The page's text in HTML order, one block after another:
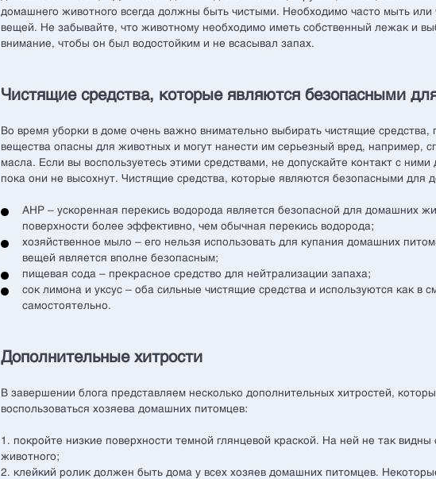
домашнего животного всегда должны быть чистыми. Необходимо часто мыть или
вещей. Не забывайте, что животному необходимо иметь собственный лежак и
внимание, чтобы он был водостойким и не всасывал запах.
Чистящие средства, которые являются безопасными
Во время уборки в доме очень важно внимательно выбирать чистящие средства,
вещества опасны для животных и могут нанести им серьезный вред, например,
масла. Если вы воспользуетесь этими средствами, не допускайте контакт с
пока они не высохнут. Чистящие средства, которые являются безопасными для
AHP – ускоренная перекись водорода является безопасной для домашних
поверхности более эффективно, чем обычная перекись водорода;
хозяйственное мыло – его нельзя использовать для купания домашних
вещей является вполне безопасным;
пищевая сода – прекрасное средство для нейтрализации запаха;
сок лимона и уксус – оба сильные чистящие средства и используются как в
самостоятельно.
Дополнительные хитрости
В завершении блога представляем несколько дополнительных хитростей,
воспользоваться хозяева домашних питомцев:
1. покройте низкие поверхности темной глянцевой краской. На ней не так
животного;
2. клейкий ролик должен быть дома у всех хозяев домашних питомцев.